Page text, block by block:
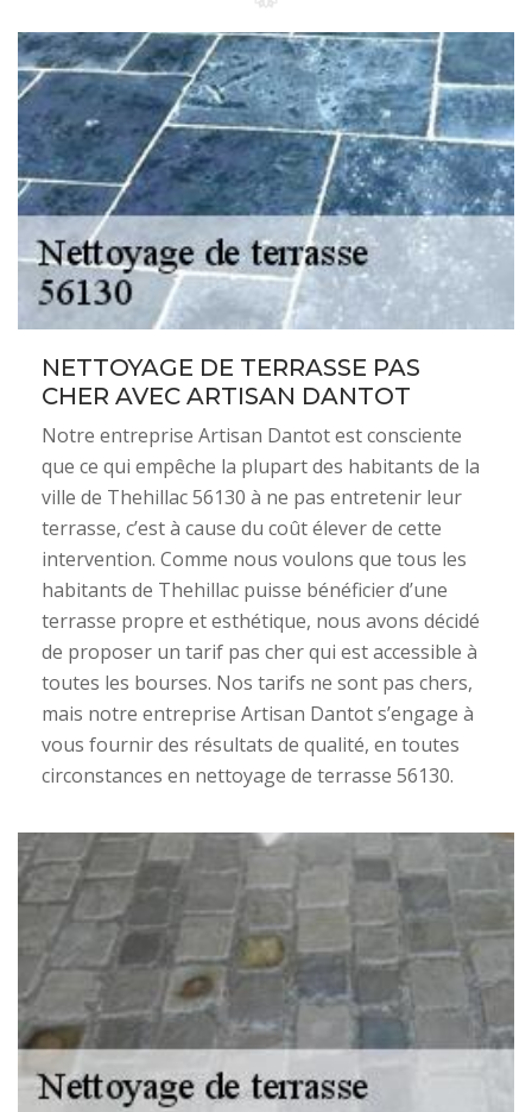
NETTOYAGE DE TERRASSE PAS
CHER AVEC ARTISAN DANTOT
Notre entreprise Artisan Dantot est consciente
que ce qui empêche la plupart des habitants de la
ville de Thehillac 56130 à ne pas entretenir leur
terrasse, c’est à cause du coût élever de cette
intervention. Comme nous voulons que tous les
habitants de Thehillac puisse bénéficier d’une
terrasse propre et esthétique, nous avons décidé
de proposer un tarif pas cher qui est accessible à
toutes les bourses. Nos tarifs ne sont pas chers,
mais notre entreprise Artisan Dantot s’engage à
vous fournir des résultats de qualité, en toutes
circonstances en nettoyage de terrasse 56130.